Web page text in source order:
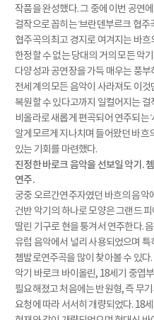
작품을 완성했다. 그 중에 이번 공연
걸작으로 꼽히는 ‘브란덴부르크 협주
협주곡의 최고 경지로 여겨지는 바
한정할 수 없는 당대의 거의 모든 악
다양성과 공연장을 가득 매우는 풍부
전세계의 모든 음악이 사라져도 이
복원할 수 있다고까지 일컬어지는
비올라로 새롭게 편곡되어 연주되는
알게모르게 지나치며 들어왔던 바흐
있는 기회를 마련했다.
진정한 바로크 음악을 선보일 악기.
연주.
궁중 오르간연주자였던 바흐의 음악
건반 악기의 하나로 모양은 그랜드
딸린 기구로 현을 퉁겨서 연주한다.
유럽 음악에서 널리 사용되었으며
쳄발로연주곡을 많이 찾아볼 수 있
악기 바로크 바이올린, 18세기 중엽
필요해졌고 처음에는 반원형, 즉 무
요청에 따라 서서히 개량되었다. 18